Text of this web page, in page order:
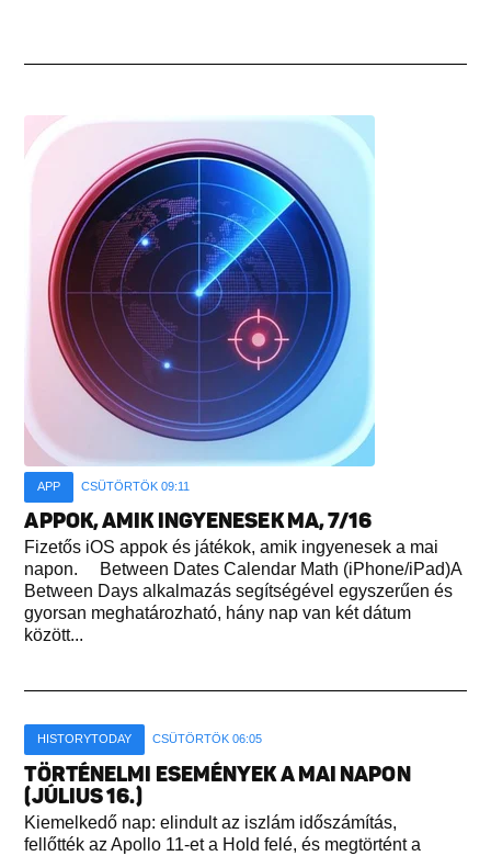
APP CSÜTÖRTÖK 09:11
APPOK, AMIK INGYENESEK MA, 7/16
Fizetős iOS appok és játékok, amik ingyenesek a mai
napon. Between Dates Calendar Math (iPhone/iPad)A
Between Days alkalmazás segítségével egyszerűen és
gyorsan meghatározható, hány nap van két dátum
között...
HISTORYTODAY CSÜTÖRTÖK 06:05
TÖRTÉNELMI ESEMÉNYEK A MAI NAPON
(JÚLIUS 16.)
Kiemelkedő nap: elindult az iszlám időszámítás,
fellőtték az Apollo 11-et a Hold felé, és megtörtént a